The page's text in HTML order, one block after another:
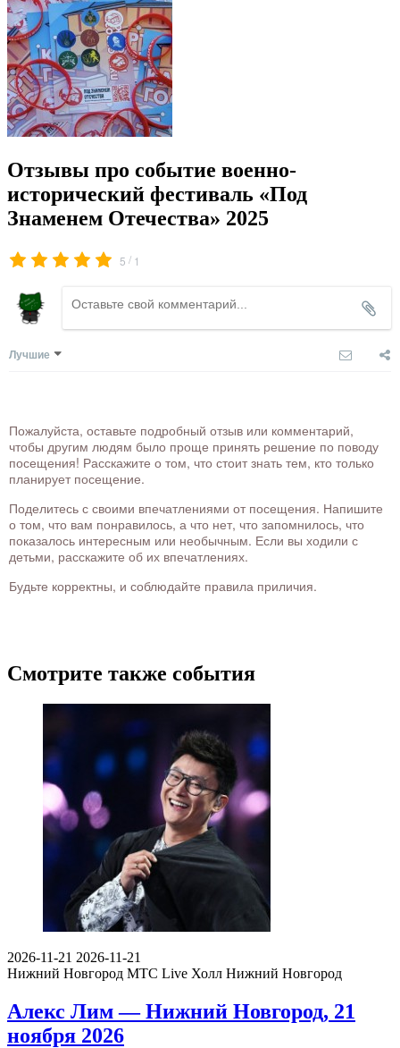
Отзывы про событие военно-
исторический фестиваль «Под
Знаменем Отечества» 2025
5 / 1
Лучшие
Пожалуйста, оставьте подробный отзыв или комментарий,
чтобы другим людям было проще принять решение по поводу
посещения! Расскажите о том, что стоит знать тем, кто только
планирует посещение.
Поделитесь с своими впечатлениями от посещения. Напишите
о том, что вам понравилось, а что нет, что запомнилось, что
показалось интересным или необычным. Если вы ходили с
детьми, расскажите об их впечатлениях.
Будьте корректны, и соблюдайте правила приличия.
Смотрите также события
2026-11-21 2026-11-21
Нижний Новгород МТС Live Холл Нижний Новгород
Алекс Лим — Нижний Новгород, 21
ноября 2026